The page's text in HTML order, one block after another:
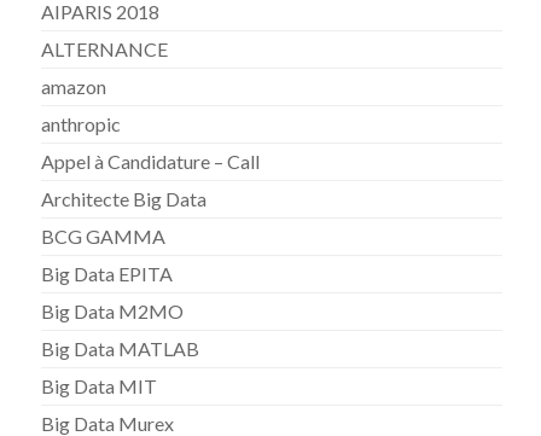
AIPARIS 2018
ALTERNANCE
amazon
anthropic
Appel à Candidature – Call
Architecte Big Data
BCG GAMMA
Big Data EPITA
Big Data M2MO
Big Data MATLAB
Big Data MIT
Big Data Murex